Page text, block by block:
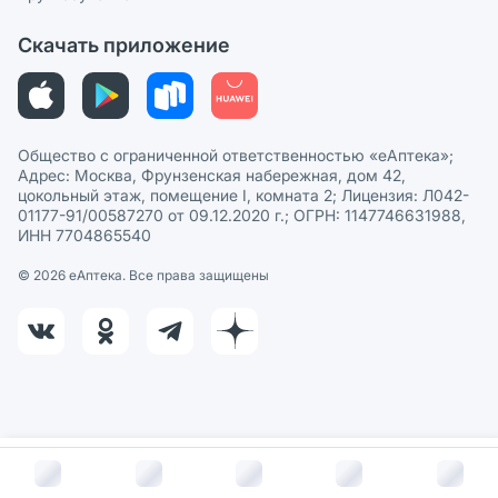
В корзину за
Политика рекомендаций
Этика и соответствие
Политика в отношении обработки персональных данных
Скачать приложение
Общество с ограниченной ответственностью «еАптека»;
Адрес: Москва, Фрунзенская набережная, дом 42,
цокольный этаж, помещение I, комната 2; Лицензия: Л042-
01177-91/00587270 от 09.12.2020 г.; ОГРН: 1147746631988,
ИНН 7704865540
© 2026 eАптека. Все права защищены